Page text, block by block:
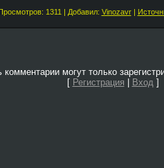
1311 | Добавил: Vinozavr|
комментарии могут только
[ Регистрация Вход]